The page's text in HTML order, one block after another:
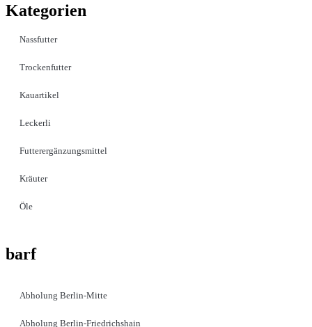
Kategorien
Nassfutter
Trockenfutter
Kauartikel
Leckerli
Futterergänzungsmittel
Kräuter
Öle
barf
Abholung Berlin-Mitte
Abholung Berlin-Friedrichshain